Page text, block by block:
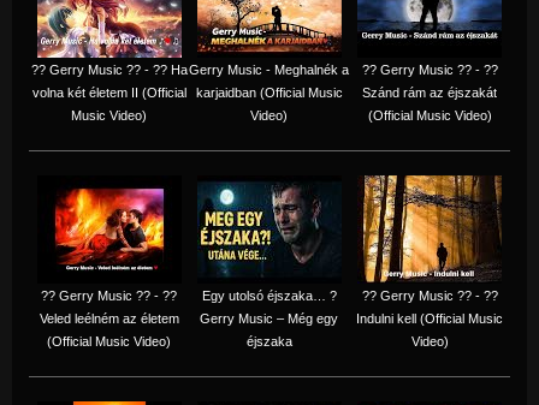
?? Gerry Music ?? - ?? Ha
volna két életem II (Official
Music Video)
Gerry Music - Meghalnék a
karjaidban (Official Music
Video)
?? Gerry Music ?? - ??
Szánd rám az éjszakát
(Official Music Video)
?? Gerry Music ?? - ??
Veled leélném az életem
(Official Music Video)
Egy utolsó éjszaka… ?
Gerry Music – Még egy
éjszaka
?? Gerry Music ?? - ??
Indulni kell (Official Music
Video)